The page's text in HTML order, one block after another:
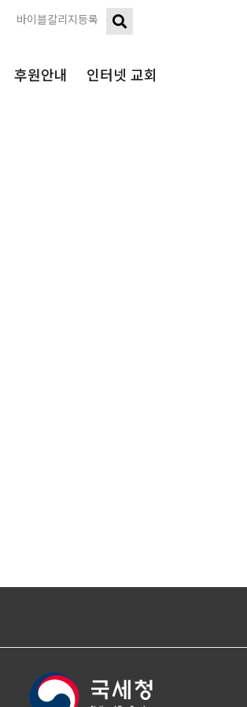
바이블칼리지등록
후원안내 인터넷 교회